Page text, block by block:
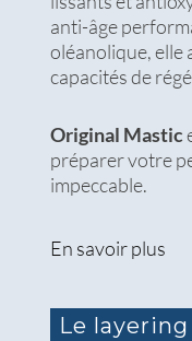
anti-âge
oléanolique, elle
capacités de
Original Mastic
préparer votre
impeccable.
En savoir plus
Le